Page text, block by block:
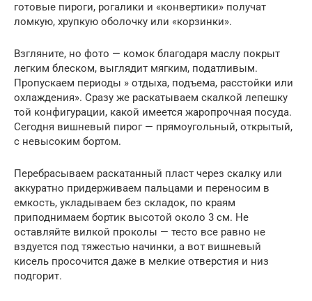
готовые пироги, рогалики и «конвертики» получат
ломкую, хрупкую оболочку или «корзинки».
Взгляните, но фото — комок благодаря маслу покрыт
легким блеском, выглядит мягким, податливым.
Пропускаем периоды » отдыха, подъема, расстойки или
охлаждения». Сразу же раскатываем скалкой лепешку
той конфигурации, какой имеется жаропрочная посуда.
Сегодня вишневый пирог — прямоугольный, открытый,
с невысоким бортом.
Перебрасываем раскатанный пласт через скалку или
аккуратно придерживаем пальцами и переносим в
емкость, укладываем без складок, по краям
приподнимаем бортик высотой около 3 см. Не
оставляйте вилкой проколы — тесто все равно не
вздуется под тяжестью начинки, а вот вишневый
кисель просочится даже в мелкие отверстия и низ
подгорит.